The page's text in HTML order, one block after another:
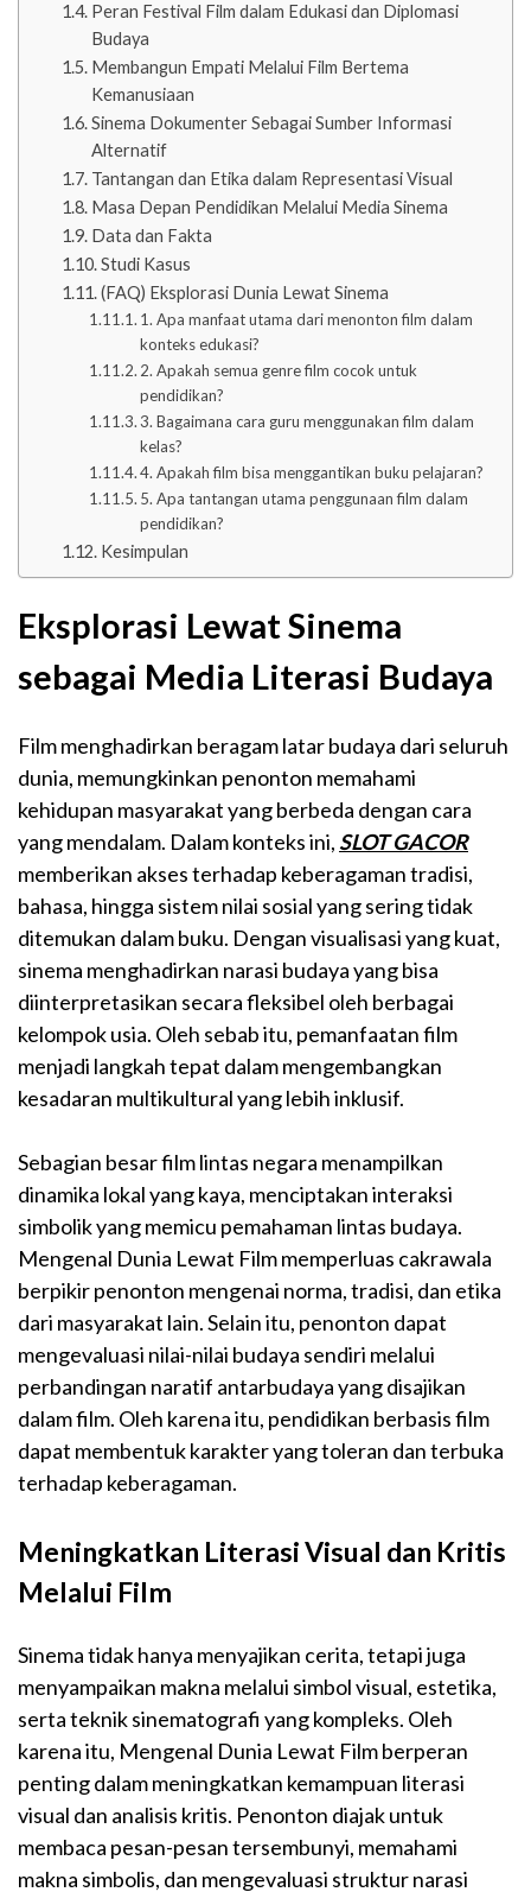
Peran Festival Film dalam Edukasi dan Diplomasi
Budaya
Membangun Empati Melalui Film Bertema
Kemanusiaan
Sinema Dokumenter Sebagai Sumber Informasi
Alternatif
Tantangan dan Etika dalam Representasi Visual
Masa Depan Pendidikan Melalui Media Sinema
Data dan Fakta
Studi Kasus
(FAQ) Eksplorasi Dunia Lewat Sinema
1. Apa manfaat utama dari menonton film dalam
konteks edukasi?
2. Apakah semua genre film cocok untuk
pendidikan?
3. Bagaimana cara guru menggunakan film dalam
kelas?
4. Apakah film bisa menggantikan buku pelajaran?
5. Apa tantangan utama penggunaan film dalam
pendidikan?
Kesimpulan
Eksplorasi Lewat Sinema
sebagai Media Literasi Budaya
Film menghadirkan beragam latar budaya dari seluruh
dunia, memungkinkan penonton memahami
kehidupan masyarakat yang berbeda dengan cara
yang mendalam. Dalam konteks ini, SLOT GACOR
memberikan akses terhadap keberagaman tradisi,
bahasa, hingga sistem nilai sosial yang sering tidak
ditemukan dalam buku. Dengan visualisasi yang kuat,
sinema menghadirkan narasi budaya yang bisa
diinterpretasikan secara fleksibel oleh berbagai
kelompok usia. Oleh sebab itu, pemanfaatan film
menjadi langkah tepat dalam mengembangkan
kesadaran multikultural yang lebih inklusif.
Sebagian besar film lintas negara menampilkan
dinamika lokal yang kaya, menciptakan interaksi
simbolik yang memicu pemahaman lintas budaya.
Mengenal Dunia Lewat Film memperluas cakrawala
berpikir penonton mengenai norma, tradisi, dan etika
dari masyarakat lain. Selain itu, penonton dapat
mengevaluasi nilai-nilai budaya sendiri melalui
perbandingan naratif antarbudaya yang disajikan
dalam film. Oleh karena itu, pendidikan berbasis film
dapat membentuk karakter yang toleran dan terbuka
terhadap keberagaman.
Meningkatkan Literasi Visual dan Kritis
Melalui Film
Sinema tidak hanya menyajikan cerita, tetapi juga
menyampaikan makna melalui simbol visual, estetika,
serta teknik sinematografi yang kompleks. Oleh
karena itu, Mengenal Dunia Lewat Film berperan
penting dalam meningkatkan kemampuan literasi
visual dan analisis kritis. Penonton diajak untuk
membaca pesan-pesan tersembunyi, memahami
makna simbolis, dan mengevaluasi struktur narasi